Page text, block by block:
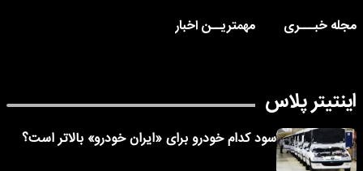
مجله خبـــری
مهمتریــن اخبار
اینتیتر پلاس
سود کدام خودرو برای «ایران خودرو» بالاتر است؟